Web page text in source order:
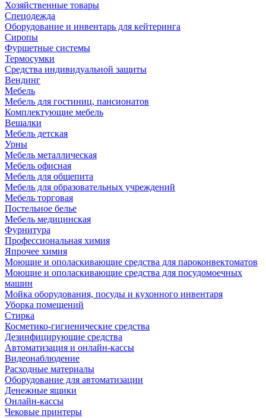
Хозяйственные товары
Спецодежда
Оборудование и инвентарь для кейтеринга
Сиропы
Фуршетные системы
Термосумки
Средства индивидуальной защиты
Вендинг
Мебель
Мебель для гостиниц, пансионатов
Комплектующие мебель
Вешалки
Мебель детская
Урны
Мебель металлическая
Мебель офисная
Мебель для общепита
Мебель для образовательных учреждений
Мебель торговая
Постельное белье
Мебель медицинская
Фурнитура
Профессиональная химия
Япрочее химия
Моющие и ополаскивающие средства для пароконвектоматов
Моющие и ополаскивающие средства для посудомоечных
машин
Мойка оборудования, посуды и кухонного инвентаря
Уборка помещений
Стирка
Косметико-гигиенические средства
Дезинфицирующие средства
Автоматизация и онлайн-кассы
Видеонаблюдение
Расходные материалы
Оборудование для автоматизации
Денежные ящики
Онлайн-кассы
Чековые принтеры